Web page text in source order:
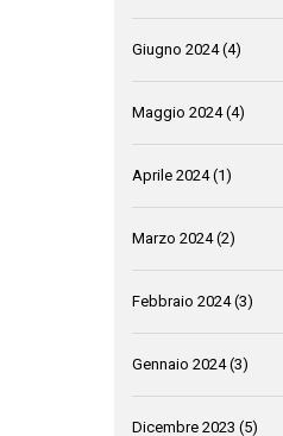
Giugno 2024(4)
Maggio 2024(4)
Aprile 2024(1)
Marzo 2024(2)
Febbraio 2024(3)
Gennaio 2024(3)
Dicembre 2023 (5)